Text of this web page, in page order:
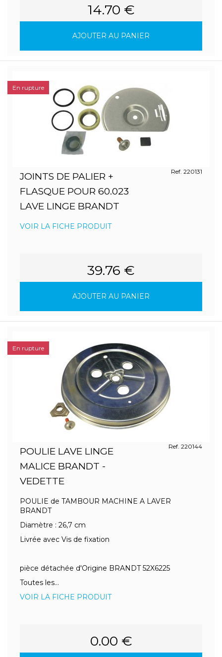
14.70 €
AJOUTER AU PANIER
JOINTS DE PALIER +
FLASQUE POUR 60.023
LAVE LINGE BRANDT
Ref. 220131
VOIR LA FICHE PRODUIT
39.76 €
AJOUTER AU PANIER
En rupture
POULIE LAVE LINGE
MALICE BRANDT -
VEDETTE
Ref. 220144
POULIE de TAMBOUR MACHINE A LAVER
BRANDT
Diamètre : 26,7 cm
Livrée avec Vis de fixation
pièce détachée d'Origine BRANDT 52X6225
Toutes les...
VOIR LA FICHE PRODUIT
0.00 €
En rupture